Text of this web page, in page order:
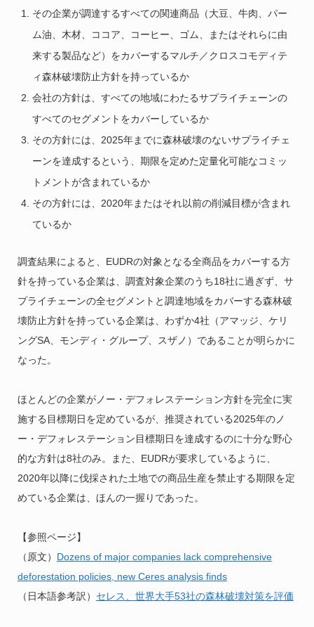
その企業が調達するすべての関連商品（大豆、牛肉、パー
ム油、木材、ココア、コーヒー、ゴム、またはそれらに由
来する製品など）をカバーするマルチ／クロスコモディテ
ィ森林破壊防止方針を持っているか
会社の方針は、すべての地域にわたるサプライチェーンの
すべてのセグメントをカバーしているか
その方針には、2025年までに森林破壊のないサプライチェ
ーンを達成するという、期限を定めた定量化可能なコミッ
トメントが含まれているか
その方針には、2020年またはそれ以前の削減目標が含まれ
ているか
調査結果によると、EUDRの対象となる全商品をカバーする方
針を持っている企業は、調査対象企業のうち18社に過ぎず、サ
プライチェーンの全セグメントと調達地域をカバーする森林破
壊防止方針を持っている企業は、わずか4社（アマッジ、ケリ
ングSA、モンディ・グループ、スザノ）であることが明らかに
なった。
ほとんどの企業がノー・デフォレステーション方針を完全に実
施する目標期日を定めているが、推奨されている2025年のノ
ー・デフォレステーション目標期日を達成するのに十分な野心
的な方針は8社のみ。また、EUDRが要求しているように、
2020年以降に伐採された土地での商品生産を禁止する期限を定
めている企業は、ほんの一握りであった。
【参照ページ】
（原文） Dozens of major companies lack comprehensive
deforestation policies, new Ceres analysis finds
（日本語参考訳） セレス、世界大手53社の森林破壊対策を評価